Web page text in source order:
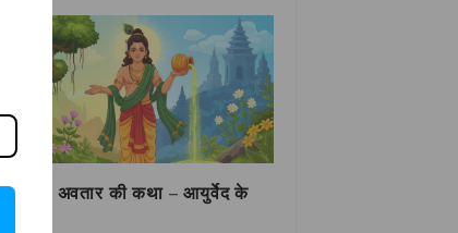
धन्वंतरि अवतार की कथा – आयुर्वेद के